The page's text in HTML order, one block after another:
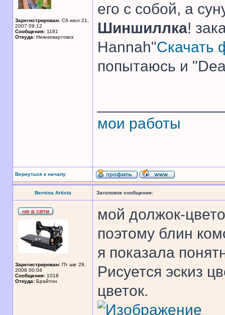
Зарегистрирован: Сб июл 21,
2007 09:12
Сообщения: 1181
Откуда: Нижневартовск
его с собой, а
Шиншиллка!
Hannah"Скачать
попытаюсь и
мои работы
Вернуться к началу
Bernina Artista Заголовок сообщения:
Зарегистрирован: Пт авг 29,
2008 00:04
Сообщения: 1018
Откуда: Брайтон
мой должок-
поэтому блин
я показала
Рисуется эскиз
цветок.